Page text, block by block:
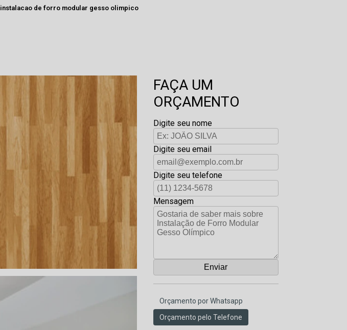
instalacao de forro modular gesso olimpico
FAÇA UM
ORÇAMENTO
Digite seu nome
Digite seu email
Digite seu telefone
Mensagem
Orçamento por Whatsapp
Orçamento pelo Telefone